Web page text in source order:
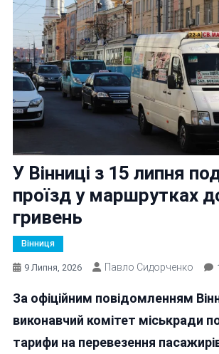
У Вінниці з 15 липня
проїзд у маршрутках
гривень
Вінниця
9 Липня, 2026 Павло Сидорченко
За офіційним повідомленням
виконавчий комітет міськради
тарифи на перевезення